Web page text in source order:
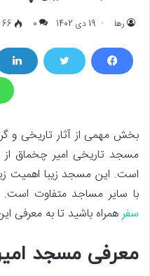
رها 19 دی 1402 0
66
بخش مهمی از آثار تاریخی و
مسجد تاریخی امیر چخماق از
است. این مسجد زیبا اهمیت
با سایر مساجد متفاوت است.
سفرهمراه باشید تا به معرفی
معرفی مسجد